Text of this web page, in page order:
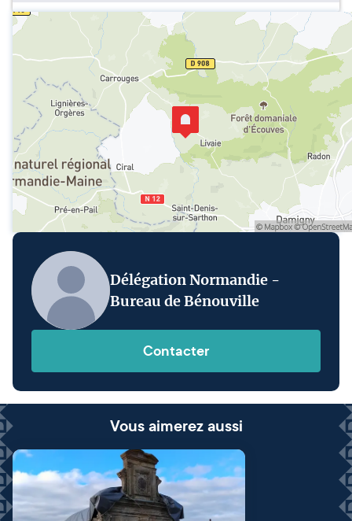
Délégation Normandie -
Bureau de Bénouville
Contacter
Vous aimerez aussi